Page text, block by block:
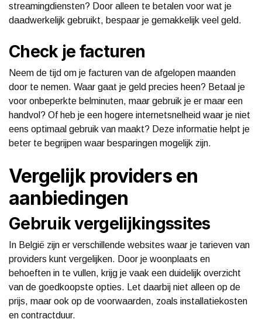
streamingdiensten? Door alleen te betalen voor wat je
daadwerkelijk gebruikt, bespaar je gemakkelijk veel geld.
Check je facturen
Neem de tijd om je facturen van de afgelopen maanden
door te nemen. Waar gaat je geld precies heen? Betaal je
voor onbeperkte belminuten, maar gebruik je er maar een
handvol? Of heb je een hogere internetsnelheid waar je niet
eens optimaal gebruik van maakt? Deze informatie helpt je
beter te begrijpen waar besparingen mogelijk zijn.
Vergelijk providers en
aanbiedingen
Gebruik vergelijkingssites
In België zijn er verschillende websites waar je tarieven van
providers kunt vergelijken. Door je woonplaats en
behoeften in te vullen, krijg je vaak een duidelijk overzicht
van de goedkoopste opties. Let daarbij niet alleen op de
prijs, maar ook op de voorwaarden, zoals installatiekosten
en contractduur.